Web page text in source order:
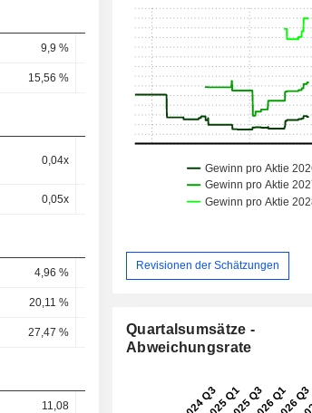
9,9 % 11,19 % 14,43 % 17,52
15,56 % 17,81 % 23,63 % 24,83
0,04x
0,05x -
4,96 % 13 % 4,11 %
20,11 %
27,47 % 124 % 19,03 %
11,08 20,29
Revisionen der Schätzungen
Quartalsumsätze -
Abweichungsrate